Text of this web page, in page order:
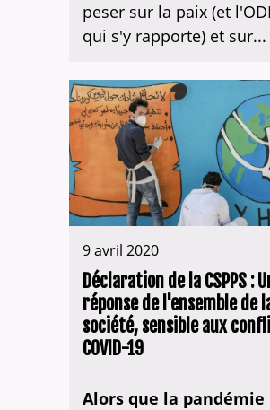
peser sur la paix (et
qui s'y rapporte) et sur...
9 avril 2020
Déclaration de la CSPPS :
réponse de l'ensemble de
société, sensible aux
COVID-19
Alors que la pandémie